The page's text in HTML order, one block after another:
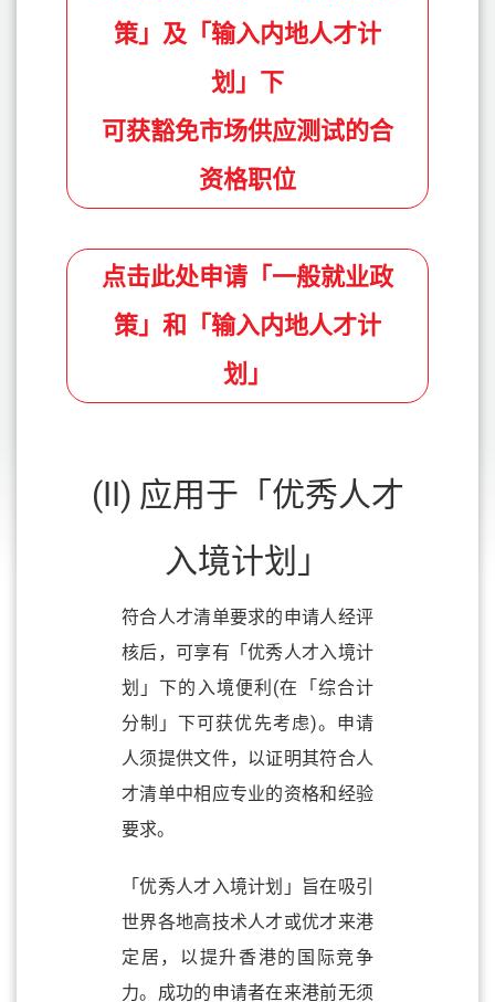
策」及「输入内地人才计
划」下
可获豁免市场供应测试的合
资格职位
点击此处申请「一般就业政
策」和「输入内地人才计
划」
(II) 应用于「优秀人才
入境计划」
符合人才清单要求的申请人经评
核后，可享有「优秀人才入境计
划」下的入境便利(在「综合计
分制」下可获优先考虑)。申请
人须提供文件，以证明其符合人
才清单中相应专业的资格和经验
要求。
「优秀人才入境计划」旨在吸引
世界各地高技术人才或优才来港
定居，以提升香港的国际竞争
力。成功的申请者在来港前无须